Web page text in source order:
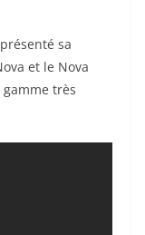
sa
et le Nova
très